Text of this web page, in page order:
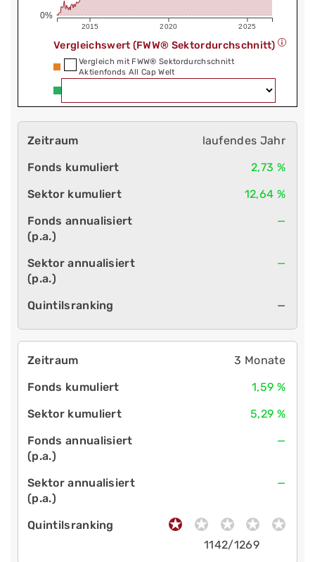
2015 2020 2025
0%
Vergleichswert (FWW® Sektordurchschnitt)
Vergleich mit FWW® Sektordurchschnitt
Aktienfonds All Cap Welt
laufendes Jahr
2,73 %
12,64 %
—
—
—
3 Monate
1,59 %
5,29 %
—
—
1142/1269